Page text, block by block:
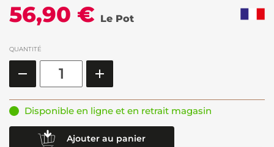
56,90 € Le Pot
QUANTITÉ
Disponible en ligne et en retrait magasin
Ajouter au panier